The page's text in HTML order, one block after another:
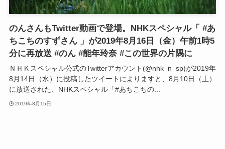
のんさんもTwitter動画で登場。NHKスペシャル「 #あ
ちこちのすずさん 」が2019年8月16日（金）午前1時5
分に再放送 #のん #能年玲奈 #この世界の片隅に
ＮＨＫスペシャル公式のTwitterアカウント(@nhk_n_sp)が2019年
8月14日（水）に投稿したツイートによりますと、8月10日（土）
に放送された、NHKスペシャル「#あちこちの...
2019年8月15日